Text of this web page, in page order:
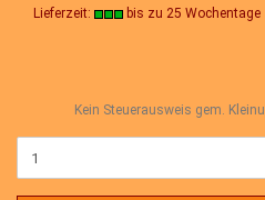
Lieferzeit: bis zu 25 Wochentage
Kein Steuerausweis gem.